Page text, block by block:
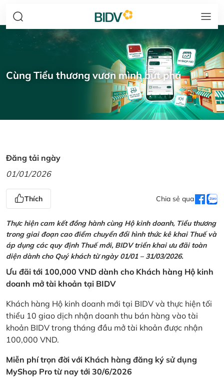
Cùng Tiểu thương vươn mình bứt phá
Đăng tải ngày
01/01/2026
Thích Chia sẻ qua
Thực hiện cam kết đồng hành cùng Hộ kinh doanh, Tiểu thương
trong giai đoạn cao điểm chuyển đổi hình thức kê khai Thuế và
áp dụng các quy định Thuế mới, BIDV triển khai ưu đãi toàn
diện dành cho Quý khách từ ngày 01/01 – 31/03/2026.
Ưu đãi tới 100,000 VND dành cho Khách hàng Hộ kinh
doanh mở tài khoản tại BIDV
Khách hàng Hộ kinh doanh mới tại BIDV và thực hiện tối
thiểu 10 giao dịch nhận doanh thu bán hàng vào tài
khoản BIDV trong tháng đầu mở tài khoản được nhận
100,000 VND.
Miễn phí trọn đời với Khách hàng đăng ký sử dụng
MyShop Pro từ nay tới 30/6/2026